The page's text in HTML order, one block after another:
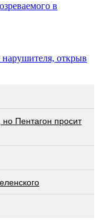
в
открыв
Пентагон просит